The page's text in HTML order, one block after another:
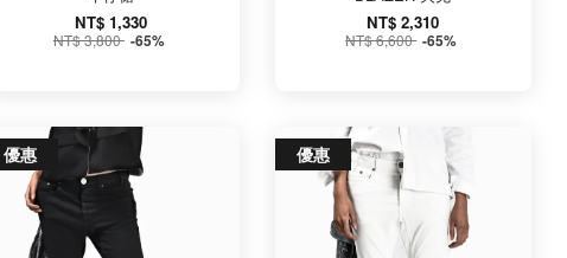
NT$ 1,330
NT$ 3,800 -65%
NT$ 2,310
NT$ 6,600 -65%
優惠 優惠